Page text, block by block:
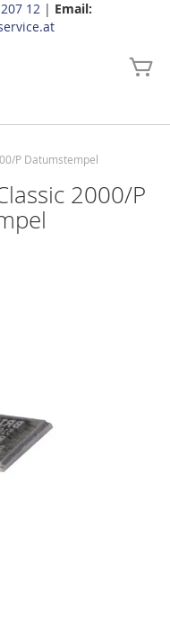
12| Email:
P Datumstempel
2000/P